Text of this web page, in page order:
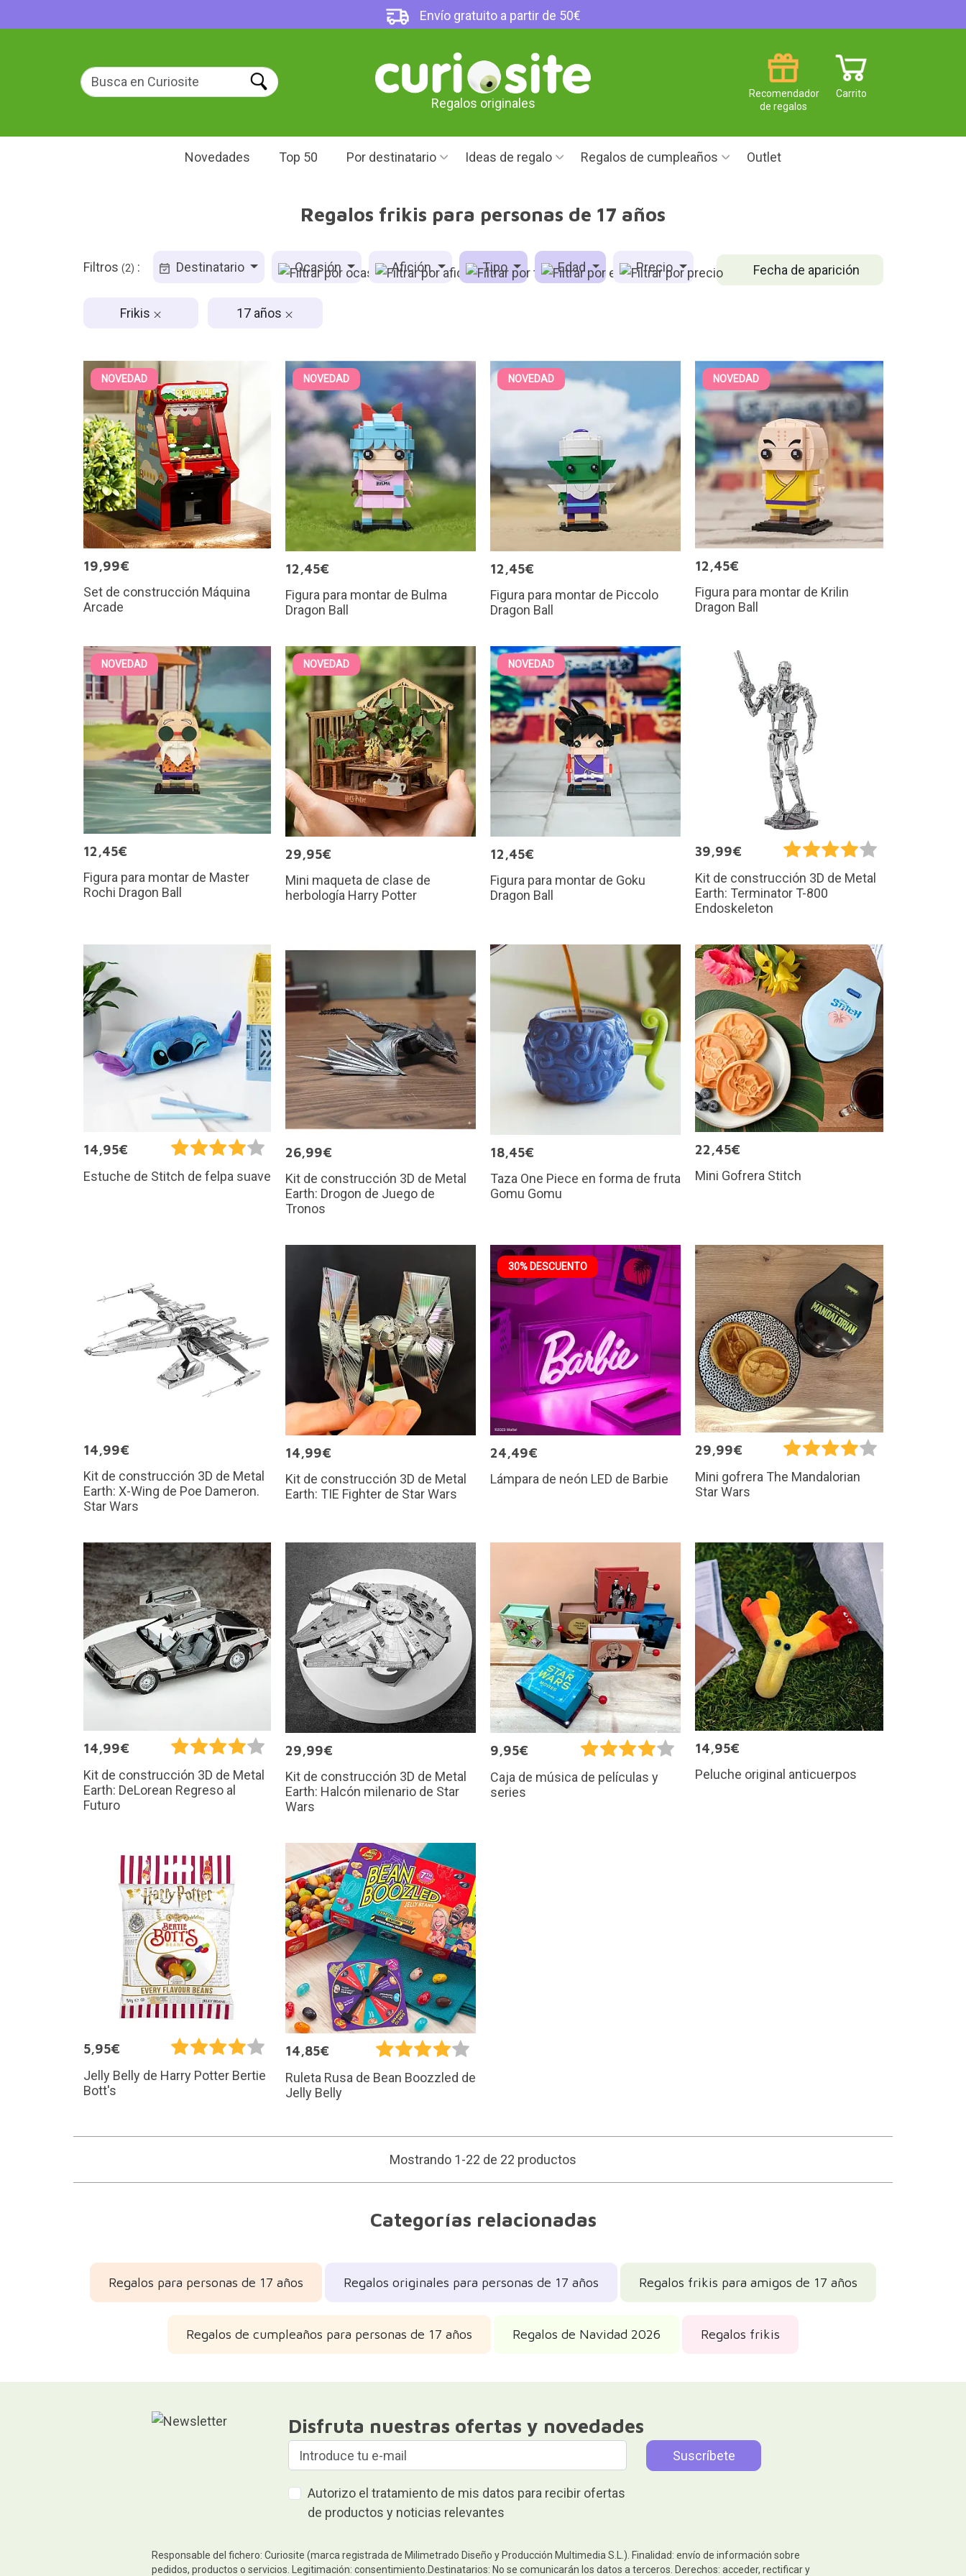
Envío gratuito a partir de 50€
Regalos originales
Carrito
Recomendador
de regalos
Novedades Top 50 Por destinatario Ideas de regalo Regalos de cumpleaños Outlet
Regalos frikis para personas de 17 años
Fecha de aparición
Filtros (2) : Destinatario Ocasión Afición Tipo Edad Precio
Frikis 17 años
NOVEDAD
19,99€
Set de construcción Máquina
Arcade
NOVEDAD
12,45€
Figura para montar de Bulma
Dragon Ball
NOVEDAD
12,45€
Figura para montar de Piccolo
Dragon Ball
NOVEDAD
12,45€
Figura para montar de Krilin
Dragon Ball
NOVEDAD
12,45€
Figura para montar de Master
Rochi Dragon Ball
NOVEDAD
29,95€
Mini maqueta de clase de
herbología Harry Potter
NOVEDAD
12,45€
Figura para montar de Goku
Dragon Ball
39,99€
Kit de construcción 3D de Metal
Earth: Terminator T-800
Endoskeleton
14,95€
Estuche de Stitch de felpa suave
26,99€
Kit de construcción 3D de Metal
Earth: Drogon de Juego de
Tronos
18,45€
Taza One Piece en forma de fruta
Gomu Gomu
22,45€
Mini Gofrera Stitch
14,99€
Kit de construcción 3D de Metal
Earth: X-Wing de Poe Dameron.
Star Wars
14,99€
Kit de construcción 3D de Metal
Earth: TIE Fighter de Star Wars
30% DESCUENTO
24,49€
Lámpara de neón LED de Barbie
29,99€
Mini gofrera The Mandalorian
Star Wars
14,99€
Kit de construcción 3D de Metal
Earth: DeLorean Regreso al
Futuro
29,99€
Kit de construcción 3D de Metal
Earth: Halcón milenario de Star
Wars
9,95€
Caja de música de películas y
series
14,95€
Peluche original anticuerpos
5,95€
Jelly Belly de Harry Potter Bertie
Bott's
14,85€
Ruleta Rusa de Bean Boozzled de
Jelly Belly
Mostrando 1-22 de 22 productos
Categorías relacionadas
Regalos para personas de 17 años Regalos originales para personas de 17 años Regalos frikis para amigos de 17 años
Regalos de cumpleaños para personas de 17 años Regalos de Navidad 2026 Regalos frikis
Disfruta nuestras ofertas y novedades
Autorizo el tratamiento de mis datos para recibir ofertas
de productos y noticias relevantes
Responsable del fichero: Curiosite (marca registrada de Milimetrado Diseño y Producción Multimedia S.L.). Finalidad: envío de información sobre
pedidos, productos o servicios. Legitimación: consentimiento.Destinatarios: No se comunicarán los datos a terceros. Derechos: acceder, rectificar y